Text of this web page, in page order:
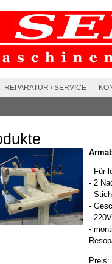
REPARATUR / SERVICE
- Für
- 2
-
-
-
-
Preis: